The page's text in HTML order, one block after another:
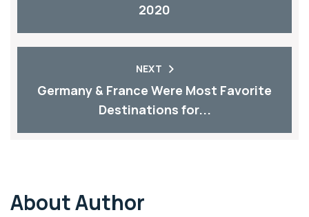
2020
NEXT
Germany & France Were Most Favorite
Destinations for...
About Author